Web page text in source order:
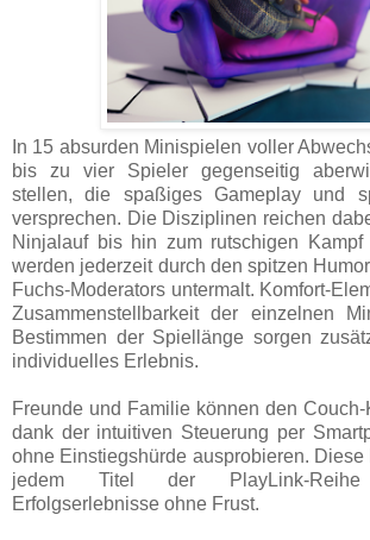
In 15 absurden Minispielen voller
bis zu vier Spieler gegenseitig
stellen, die spaßiges Gameplay und
versprechen. Die Disziplinen reichen
Ninjalauf bis hin zum rutschigen
werden jederzeit durch den spitzen
Fuchs-Moderators untermalt. Komfort-
Zusammenstellbarkeit der einzelnen
Bestimmen der Spiellänge sorgen
individuelles Erlebnis.
Freunde und Familie können den
dank der intuitiven Steuerung per
ohne Einstiegshürde ausprobieren. Diese
jedem Titel der PlayLink-
Erfolgserlebnisse ohne Frust.